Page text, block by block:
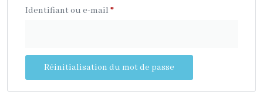
Identifiant ou e-mail *
Réinitialisation du mot de passe